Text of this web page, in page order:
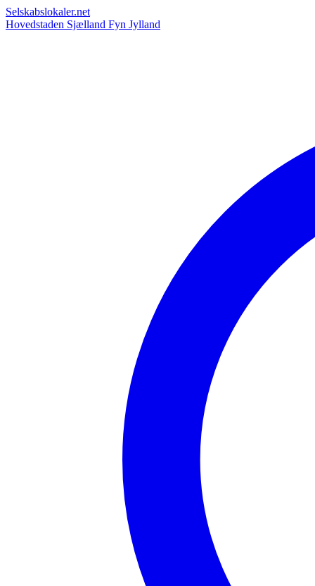
Selskabslokaler.net
Hovedstaden Sjælland Fyn Jylland